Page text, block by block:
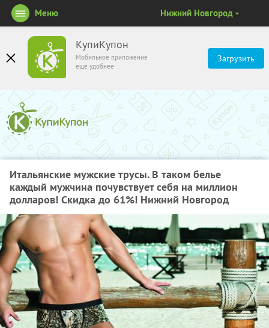
КупиКупон
Мобильное приложение
ещё удобнее
Загрузить
Меню Нижний Новгород
Итальянские мужские трусы. В таком белье
каждый мужчина почувствует себя на миллион
долларов! Скидка до 61%! Нижний Новгород